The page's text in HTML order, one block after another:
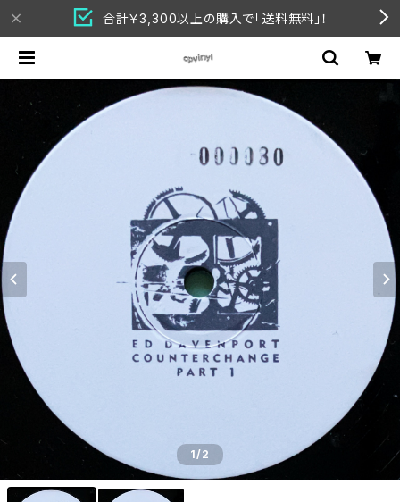
合計￥3,300以上の購入で「送料無料」！
1/2